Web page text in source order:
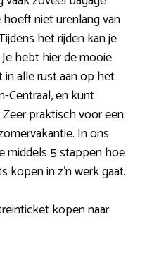
niet urenlang van
het rijden kan je
hebt hier de mooie
in alle rust aan op het
Centraal, en kunt
praktisch voor een
In ons
middels 5 stappen hoe
in z’n werk gaat.
kopen naar